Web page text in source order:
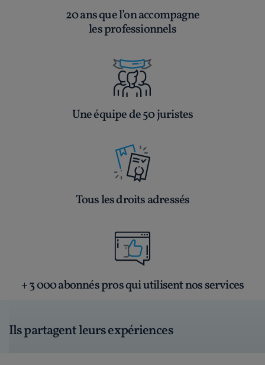
20 ans que l’on accompagne
les professionnels
Une équipe de 50 juristes
Tous les droits adressés
+ 3 000 abonnés pros qui utilisent nos services
Ils partagent leurs expériences